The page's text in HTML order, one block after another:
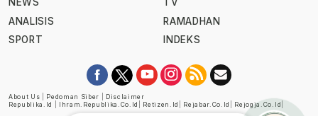
ANALISIS
SPORT
RAMADHAN
INDEKS
About Us Pedoman Siber
Disclaimer
Republika.id
Ihram.republika.co.id Retizen.id Rejabar.co.id Rejogja.co.id